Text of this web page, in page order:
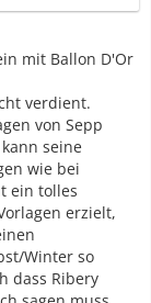
mit Ballon D'Or
verdient.
von Sepp
seine
wie bei
ein tolles
erzielt,
Winter so
dass Ribery